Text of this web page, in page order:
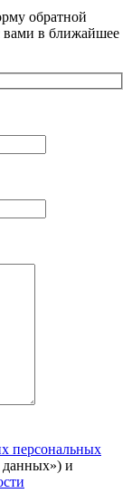
обратной
вами в ближайшее
персональных
и